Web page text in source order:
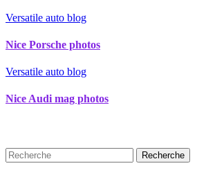
Versatile auto blog
Nice Porsche photos
Versatile auto blog
Nice Audi mag photos